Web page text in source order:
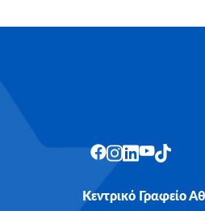
Κεντρικό Γραφείο